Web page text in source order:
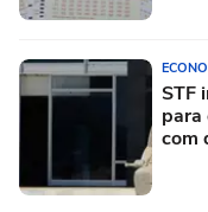
STF
para
com